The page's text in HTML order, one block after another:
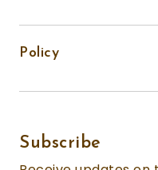
Policy
Subscribe